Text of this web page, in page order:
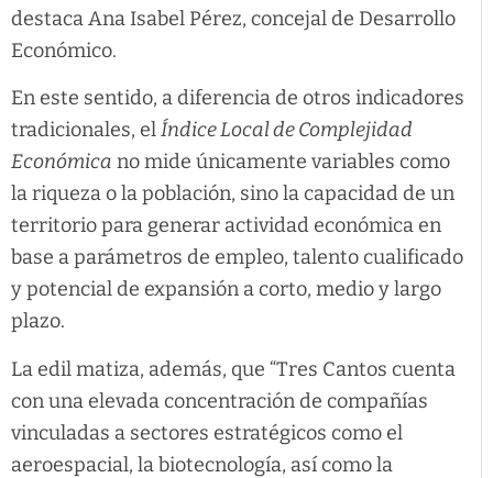
destaca Ana Isabel Pérez, concejal de Desarrollo
Económico.
En este sentido, a diferencia de otros indicadores
tradicionales, elÍndice Local de Complejidad
Económica no mide únicamente variables como
la riqueza o la población, sino la capacidad de un
territorio para generar actividad económica en
base a parámetros de empleo, talento cualificado
y potencial de expansión a corto, medio y largo
plazo.
La edil matiza, además, que “Tres Cantos cuenta
con una elevada concentración de compañías
vinculadas a sectores estratégicos como el
aeroespacial, la biotecnología, así como la